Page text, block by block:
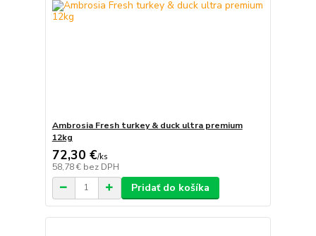
Ambrosia Fresh turkey & duck ultra premium
12kg
72,30 €/ks
58,78 € bez DPH
Pridať do košíka